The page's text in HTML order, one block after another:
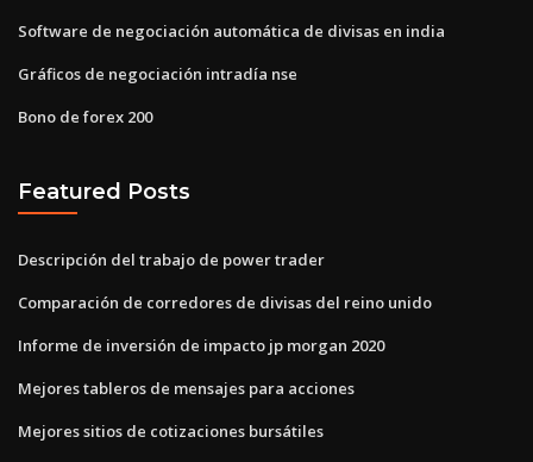
Software de negociación automática de divisas en india
Gráficos de negociación intradía nse
Bono de forex 200
Featured Posts
Descripción del trabajo de power trader
Comparación de corredores de divisas del reino unido
Informe de inversión de impacto jp morgan 2020
Mejores tableros de mensajes para acciones
Mejores sitios de cotizaciones bursátiles